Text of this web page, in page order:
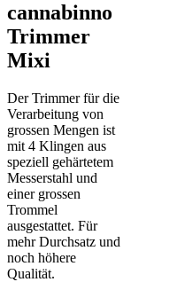
cannabinno
Trimmer
Mixi
Der Trimmer für die
Verarbeitung von
grossen Mengen ist
mit 4 Klingen aus
speziell gehärtetem
Messerstahl und
einer grossen
Trommel
ausgestattet. Für
mehr Durchsatz und
noch höhere
Qualität.